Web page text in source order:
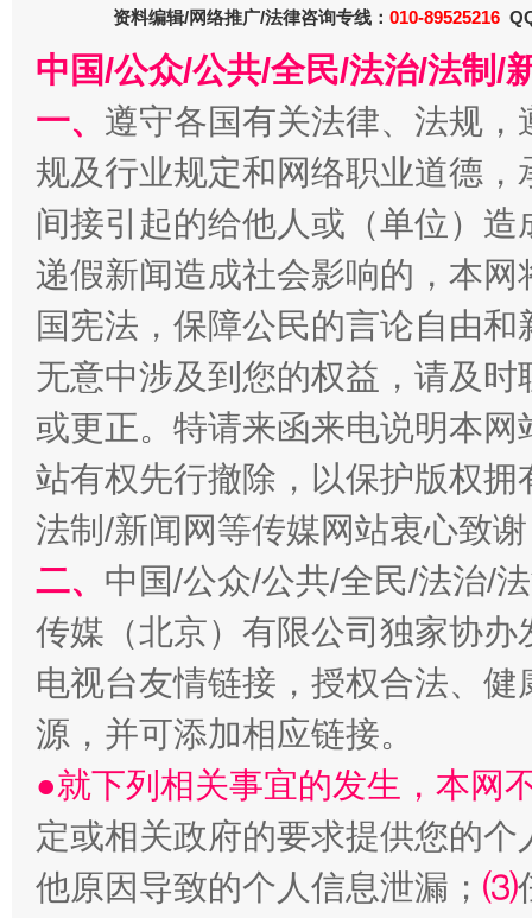
全民健身五年计划来了！等你上场
国家大学科技园优化重塑工作
资料编辑/网络推广/法律咨询专线： 010-89525216
中国/公众/公共/全民/法治/法制/
一、 遵守各国有关法律、法规
规及行业规定和网络职业道德
间接引起的给他人或（单位）
递假新闻造成社会影响的，本
国宪法，保障公民的言论自由
无意中涉及到您的权益，请及
或更正。特请来函来电说明本
站有权先行撤除，以保护版权
法制/新闻网等传媒网站衷心致
二、 中国/公众/公共/全民/法治/
传媒（北京）有限公司独家协
电视台友情链接，授权合法、
源，并可添加相应链接。
●就下列相关事宜的发生，本网
定或相关政府的要求提供您的个
他原因导致的个人信息泄漏； ⑶